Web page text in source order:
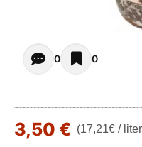
Opiniones - Zur Zeit
0 0
3,50 € (17,21€ /